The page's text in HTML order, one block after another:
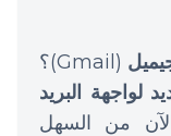
(Gmail)؟
لواجهة البريد
من السهل